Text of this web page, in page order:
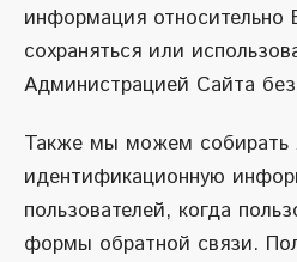
информация относительно
сохраняться или
Администрацией Сайта
Также мы можем собирать
идентификационную
пользователей, когда
формы обратной связи.